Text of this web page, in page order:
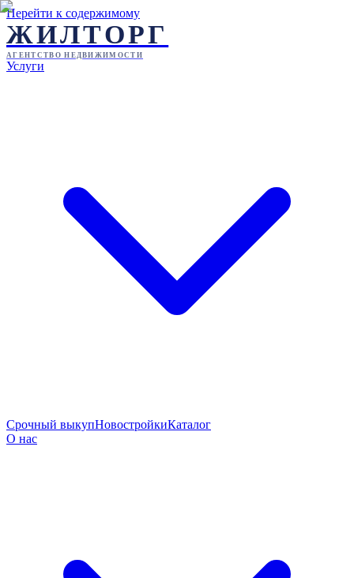
Перейти к содержимому
ЖИЛТОРГ
АГЕНТСТВО НЕДВИЖИМОСТИ
Услуги
Срочный выкупНовостройкиКаталог
О нас